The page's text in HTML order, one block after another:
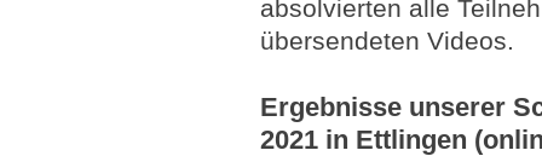
absolvierten alle
übersendeten Videos.
Ergebnisse unserer
2021 in Ettlingen